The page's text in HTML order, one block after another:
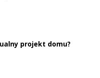
projekt domu?